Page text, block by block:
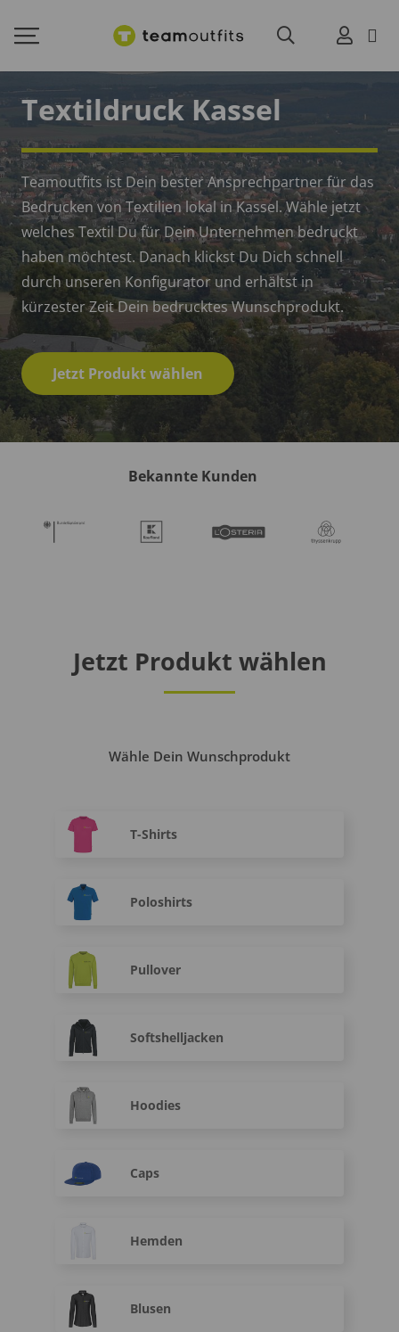
Textildruck Kassel
Teamoutfits ist Dein bester Ansprechpartner für das
Bedrucken von Textilien lokal in Kassel. Wähle jetzt
welches Textil Du für Dein Unternehmen bedruckt
haben möchtest. Danach klickst Du Dich schnell
durch unseren Konfigurator und erhältst in
kürzester Zeit Dein bedrucktes Wunschprodukt.
Jetzt Produkt wählen
Bekannte Kunden
Jetzt Produkt wählen
Wähle Dein Wunschprodukt
T-Shirts
Poloshirts
Pullover
Softshelljacken
Hoodies
Caps
Hemden
Blusen